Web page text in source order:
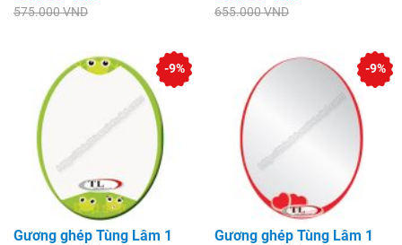
575.000 VND 655.000 VND
Gương ghép Tùng Lâm 1
-9%
Gương ghép Tùng Lâm 1
-9%